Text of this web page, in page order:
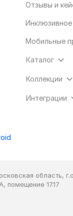
Отзывы и
Мобильные
Каталог
Коллекции
Интеграции
область,
помещение 17.17